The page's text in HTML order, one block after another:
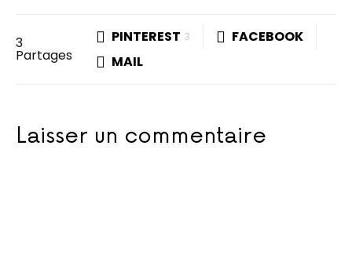
3
Partages
PINTEREST 3
FACEBOOK
MAIL
Laisser un commentaire